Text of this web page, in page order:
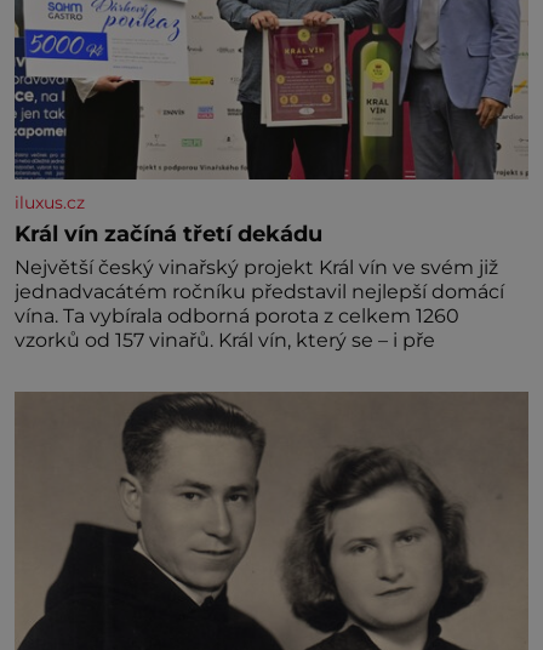
iluxus.cz
Král vín začíná třetí dekádu
Největší český vinařský projekt Král vín ve svém již
jednadvacátém ročníku představil nejlepší domácí
vína. Ta vybírala odborná porota z celkem 1260
vzorků od 157 vinařů. Král vín, který se – i pře